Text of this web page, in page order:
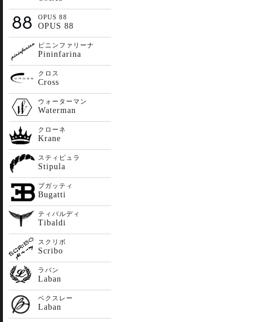
OPUS 88
OPUS 88
ピニンファリーナ
Pininfarina
クロス
Cross
ウォーターマン
Waterman
クローネ
Krane
スティピュラ
Stipula
ブガッティ
Bugatti
ティバルディ
Tibaldi
スクリボ
Scribo
ラバン
Laban
ベクスレー
Laban